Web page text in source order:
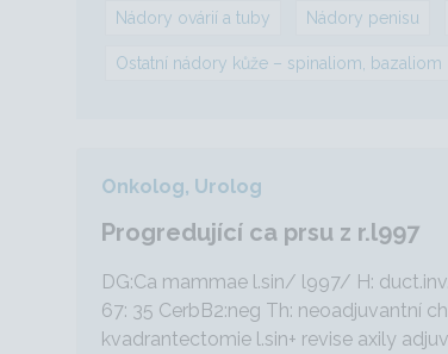
Nádory ovárií a tuby Nádory penisu
Ostatní nádory kůže – spinaliom, bazaliom
Onkolog, Urolog
Progredující ca prsu z r.l997
DG:Ca mammae l.sin/ l997/ H:
67: 35 CerbB2:neg Th: neoadjuvantní
kvadrantectomie l.sin+ revise axily